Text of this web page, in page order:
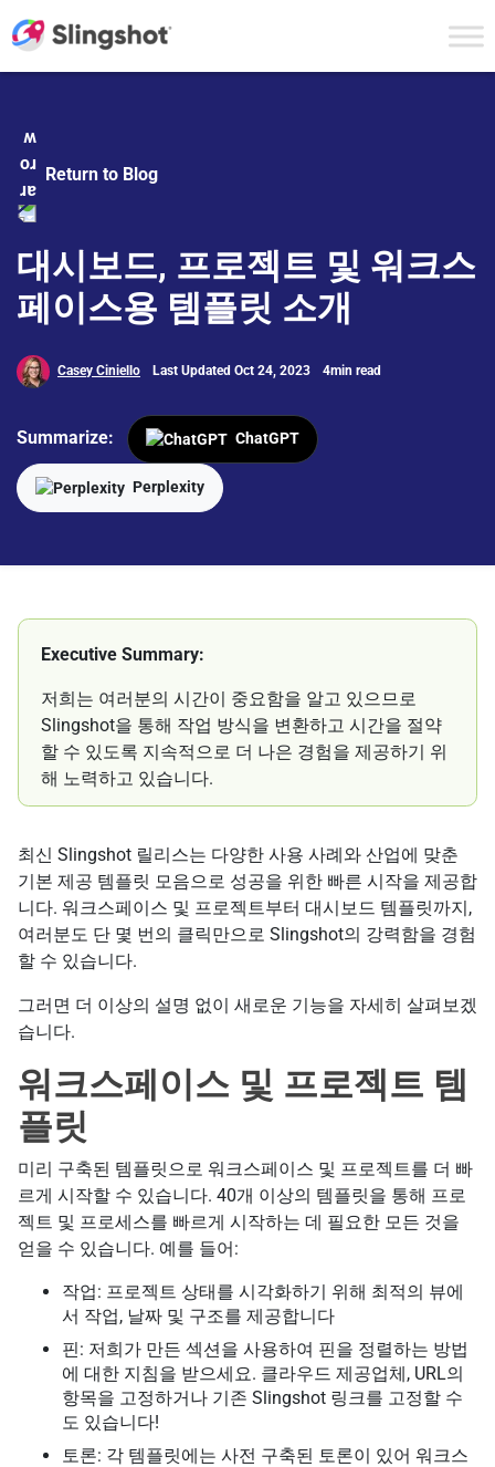
Return to Blog
대시보드, 프로젝트 및 워크스
페이스용 템플릿 소개
Casey Ciniello Last Updated Oct 24, 2023 4min read
Summarize: ChatGPT
Perplexity
Executive Summary:
저희는 여러분의 시간이 중요함을 알고 있으므로
Slingshot을 통해 작업 방식을 변환하고 시간을 절약
할 수 있도록 지속적으로 더 나은 경험을 제공하기 위
해 노력하고 있습니다.
최신 Slingshot 릴리스는 다양한 사용 사례와 산업에 맞춘
기본 제공 템플릿 모음으로 성공을 위한 빠른 시작을 제공합
니다. 워크스페이스 및 프로젝트부터 대시보드 템플릿까지,
여러분도 단 몇 번의 클릭만으로 Slingshot의 강력함을 경험
할 수 있습니다.
그러면 더 이상의 설명 없이 새로운 기능을 자세히 살펴보겠
습니다.
워크스페이스 및 프로젝트 템
플릿
미리 구축된 템플릿으로 워크스페이스 및 프로젝트를 더 빠
르게 시작할 수 있습니다. 40개 이상의 템플릿을 통해 프로
젝트 및 프로세스를 빠르게 시작하는 데 필요한 모든 것을
얻을 수 있습니다. 예를 들어:
작업: 프로젝트 상태를 시각화하기 위해 최적의 뷰에
서 작업, 날짜 및 구조를 제공합니다
핀: 저희가 만든 섹션을 사용하여 핀을 정렬하는 방법
에 대한 지침을 받으세요. 클라우드 제공업체, URL의
항목을 고정하거나 기존 Slingshot 링크를 고정할 수
도 있습니다!
토론: 각 템플릿에는 사전 구축된 토론이 있어 워크스